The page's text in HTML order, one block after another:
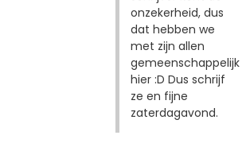
onzekerheid, dus
dat hebben we
met zijn allen
gemeenschappelijk
hier :D Dus schrijf
ze en fijne
zaterdagavond.